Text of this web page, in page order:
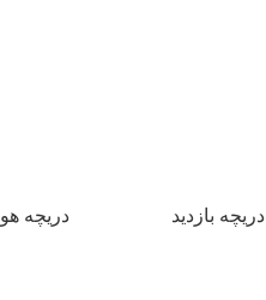
دریچه بازدید دریچه هوا